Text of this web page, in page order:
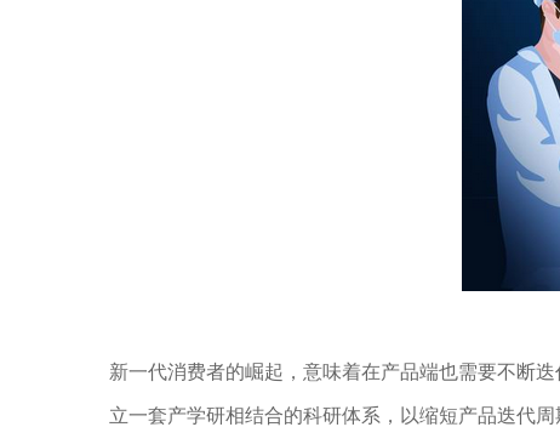
新一代消费者的崛起，意味着在产品端也需要不断
立一套产学研相结合的科研体系，以缩短产品迭代